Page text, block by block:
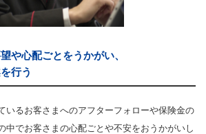
や心配ごとをうかがい、
行う
いるお客さまへのアフターフォローや保険金の
中でお客さまの心配ごとや不安をおうかがいし